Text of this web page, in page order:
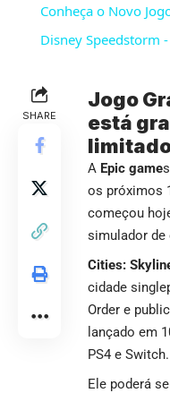
Conheça o Novo
Disney Speedstorm
SHARE
Jogo
está
A Epic game
os próximos
começou
simulador de
Cities:
cidade
Order e
lançado em
PS4 e Switch.
Ele poderá